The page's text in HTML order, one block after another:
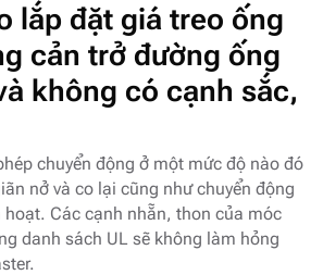
lắp đặt giá treo ống
cản trở đường ống
không có cạnh sắc,
chuyển động ở một mức độ nào đó
nở và co lại cũng như chuyển động
Các cạnh nhẵn, thon của móc
danh sách UL sẽ không làm hỏng